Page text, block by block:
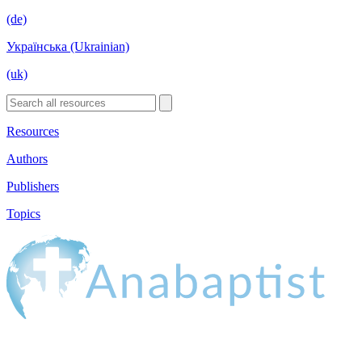
(de)
Українська (Ukrainian)
(uk)
Resources
Authors
Publishers
Topics